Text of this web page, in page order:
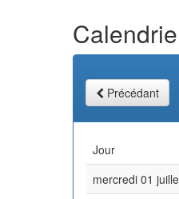
Précédant
Jour
mercredi 01